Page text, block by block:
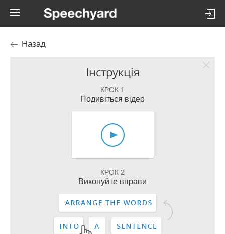
Назад
Інструкція
КРОК 1
Подивіться відео
КРОК 2
Виконуйте вправи